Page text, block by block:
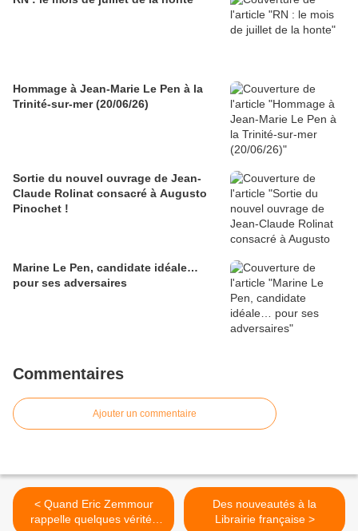
Hommage à Jean-Marie Le Pen à la
Trinité-sur-mer (20/06/26)
Sortie du nouvel ouvrage de Jean-
Claude Rolinat consacré à Augusto
Pinochet !
Marine Le Pen, candidate idéale…
pour ses adversaires
Commentaires
Ajouter un commentaire
< Quand Eric Zemmour
rappelle quelques vérités
Des nouveautés à la
Librairie française >